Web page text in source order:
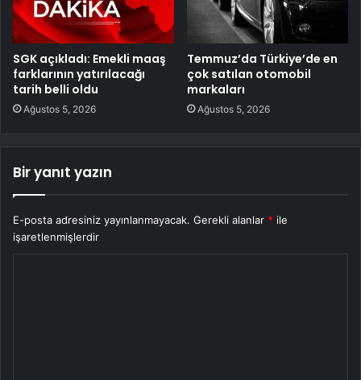
SGK açıkladı: Emekli maaş
farklarının yatırılacağı
tarih belli oldu
Ağustos 5, 2026
Temmuz’da Türkiye’de en
çok satılan otomobil
markaları
Ağustos 5, 2026
Bir yanıt yazın
E-posta adresiniz yayınlanmayacak. Gerekli alanlar * ile
işaretlenmişlerdir